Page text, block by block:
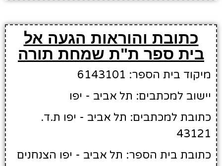
כתובת והוראות הגעה אל
בית ספר ת"ת שמחת תורה
מיקוד בית הספר: 6143101
יישוב למכתבים: תל אביב - יפו
כתובת למכתבים: תל אביב - יפו ת.ד.
43121
כתובת בית הספר: תל אביב - יפו הצנחנים